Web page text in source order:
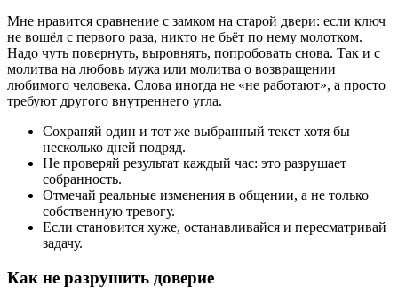
Мне нравится сравнение с замком на старой двери: если ключ
не вошёл с первого раза, никто не бьёт по нему молотком.
Надо чуть повернуть, выровнять, попробовать снова. Так и с
молитва на любовь мужа или молитва о возвращении
любимого человека. Слова иногда не «не работают», а просто
требуют другого внутреннего угла.
Сохраняй один и тот же выбранный текст хотя бы
несколько дней подряд.
Не проверяй результат каждый час: это разрушает
собранность.
Отмечай реальные изменения в общении, а не только
собственную тревогу.
Если становится хуже, останавливайся и пересматривай
задачу.
Как не разрушить доверие